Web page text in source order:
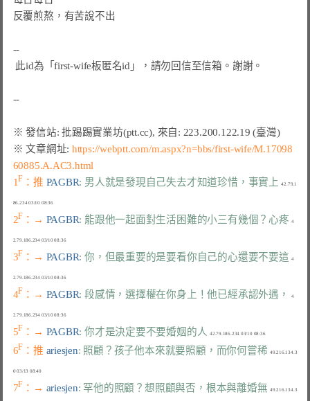
反覆煎熬，有苦說不出
--
此id為「first-wife板匿名id」，請勿回信至信箱。謝謝。
※ 發信站: 批踢踢實業坊(ptt.cc), 來自: 223.200.122.19 (臺灣)
※ 文章網址: https://webptt.com/m.aspx?n=bbs/first-wife/M.17098
60885.A.AC3.html
1F ：推 PAGBR: 男人就是發現自己失去才知道珍惜，事實上
  42.79.1
86.234 03/10 08:36
2F ：→ PAGBR: 能跟他一起面對生活困難的小三有幾個？心疼
  4
2.79.186.234 03/10 08:36
3F ：→ PAGBR: 你，但最重要的是要看你自己的心還要不要這
  4
2.79.186.234 03/10 08:36
4F ：→ PAGBR: 段感情，選擇權在你身上！他已經承認外遇，
  4
2.79.186.234 03/10 08:36
5F ：→ PAGBR: 你才是決定要不要婚姻的人
  42.79.186.234 03/10 08:36
6F ：推 ariesjen: 照顧？孩子他本來就要照顧，而你何嘗稀
  49.216.134.3
0 03/13 08:40
7F ：→ ariesjen: 罕他的照顧？想照顧與否，根本與離婚無
  49.216.134.3